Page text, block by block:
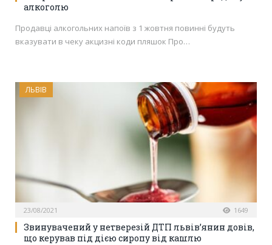
алкоголю
Продавці алкогольних напоїв з 1 жовтня повинні будуть
вказувати в чеку акцизні коди пляшок Про…
ЛЬВІВ
23/08/2021 1649
Звинувачений у нетверезій ДТП львів’янин довів,
що керував під дією сиропу від кашлю